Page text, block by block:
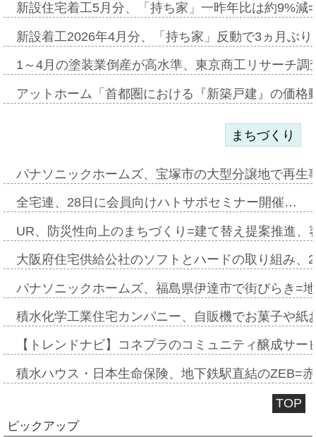
新設住宅着工5月分、「持ち家」一昨年比は約9%
新設着工2026年4月分、「持ち家」反動で3ヵ月ぶ
1～4月の塗装業倒産が高水準、東京商工リサーチ
アットホーム「首都圏における『新築戸建』の価
まちづくり
パナソニックホームズ、宝塚市の大型分譲地で再
全宅連、28日に会員向けハトサポセミナー開催…
UR、防災性向上のまちづくり=建て替え提案推進
大阪府住宅供給公社のソフトとハードの取り組み
パナソニックホームズ、福島県伊達市で街びらき=
積水化学工業住宅カンパニー、自販機でお菓子や
【トレンドナビ】コネプラのコミュニティ醸成サ
積水ハウス・日本生命保険、地下鉄駅直結のZEB=
TOP
ピックアップ